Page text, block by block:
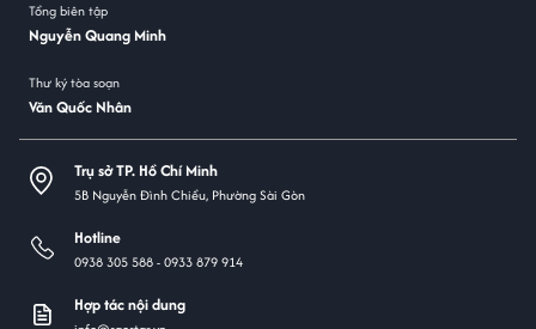
Tổng biên tập
Nguyễn Quang Minh
Thư ký tòa soạn
Văn Quốc Nhân
Trụ sở TP. Hồ Chí Minh
5B Nguyễn Đình Chiểu, Phường Sài Gòn
Hotline
0938 305 588 -0933 879 914
Hợp tác nội dung